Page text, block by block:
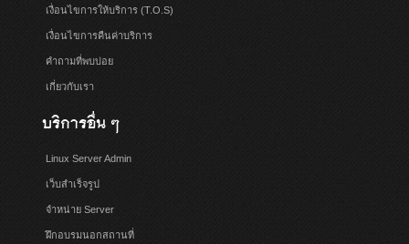
เงื่อนไขการให้บริการ (T.O.S)
เงื่อนไขการคืนค่าบริการ
คำถามที่พบบ่อย
เกี่ยวกับเรา
บริการอื่น ๆ
Linux Server Admin
เว็บสำเร็จรูป
จำหน่าย Server
ฝึกอบรมนอกสถานที่